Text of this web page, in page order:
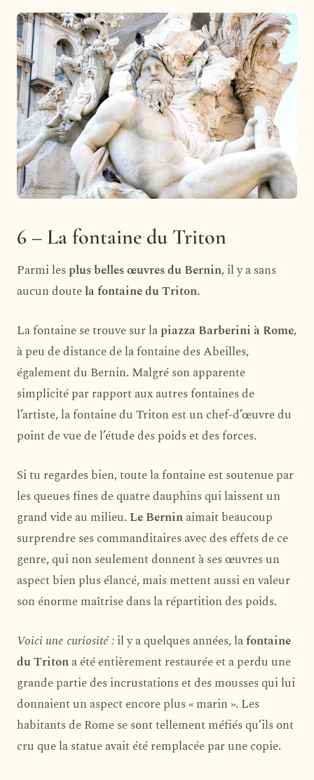
6 – La fontaine du Triton
Parmi lesplus belles œuvres du Bernin, il y a sans
aucun doutela fontaine du Triton.
La fontaine se trouve sur lapiazza Barberini à Rome,
à peu de distance de la fontaine des Abeilles,
également du Bernin. Malgré son apparente
simplicité par rapport aux autres fontaines de
l’artiste, la fontaine du Triton est un chef-d’œuvre du
point de vue de l’étude des poids et des forces.
Si tu regardes bien, toute la fontaine est soutenue par
les queues fines de quatre dauphins qui laissent un
grand vide au milieu. Le Berninaimait beaucoup
surprendre ses commanditaires avec des effets de ce
genre, qui non seulement donnent à ses œuvres un
aspect bien plus élancé, mais mettent aussi en valeur
son énorme maîtrise dans la répartition des poids.
Voici une curiosité :il y a quelques années, lafontaine
du Tritona été entièrement restaurée et a perdu une
grande partie des incrustations et des mousses qui lui
donnaient un aspect encore plus « marin ». Les
habitants de Rome se sont tellement méfiés qu’ils ont
cru que la statue avait été remplacée par une copie.